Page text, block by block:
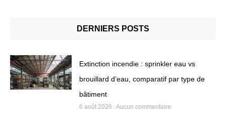
DERNIERS POSTS
Extinction incendie : sprinkler eau vs
brouillard d’eau, comparatif par type de
bâtiment
6 août 2026 Aucun commentaire